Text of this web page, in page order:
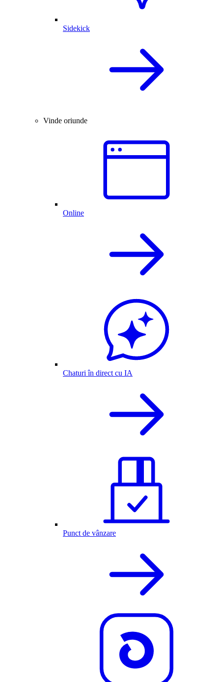
Sidekick
Vinde oriunde
Online
Chaturi în direct cu IA
Punct de vânzare